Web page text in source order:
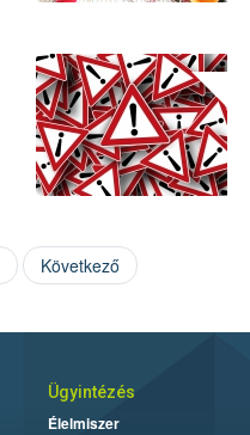
Következő
Ügyintézés
Élelmiszer